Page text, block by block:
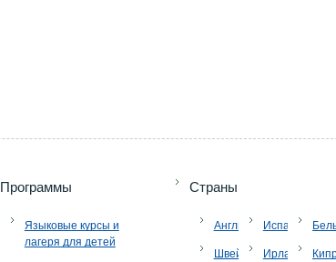
Программы
Языковые курсы и
лагеря для детей
Страны
Англия
Швейцария
Испания
ИрландияКипр